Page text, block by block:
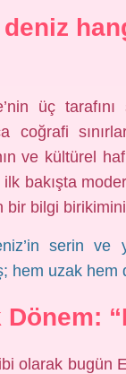
üç
coğrafi
ve kültürel
bakışta
bir bilgi
serin
hem uzak hem
olarak bugün